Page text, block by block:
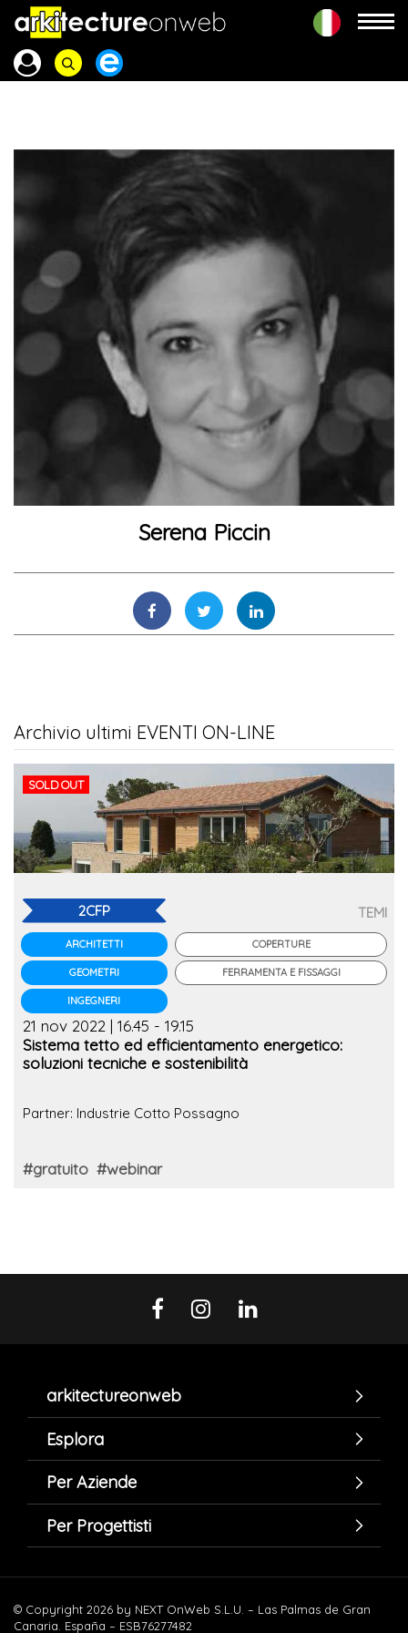
Serena Piccin
Archivio ultimi EVENTI ON-LINE
SOLD OUT
2CFP
ARCHITETTI
GEOMETRI
INGEGNERI
TEMI
COPERTURE
FERRAMENTA E FISSAGGI
21 nov 2022 | 16.45 - 19.15
Sistema tetto ed efficientamento energetico:
soluzioni tecniche e sostenibilità
Partner: Industrie Cotto Possagno
#gratuito #webinar
arkitectureonweb
Esplora
Per Aziende
Per Progettisti
© Copyright 2026 by NEXT OnWeb S.L.U. – Las Palmas de Gran
Canaria. España – ESB76277482